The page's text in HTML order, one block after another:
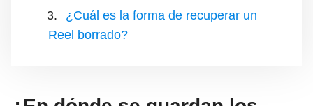
¿Cuál es la forma de recuperar un
Reel borrado?